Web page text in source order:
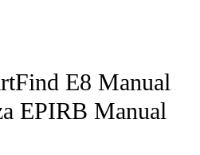
E8 Manual
EPIRB Manual